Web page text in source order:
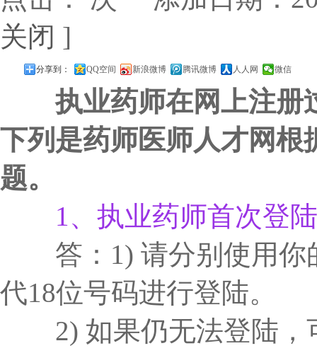
关闭 ]
分享到： QQ空间 新浪微博 腾讯微博 人人网 微信
执业药师在网上注册
下列是药师医师人才网根
题。
1、执业药师首次登
答：1) 请分别使用你
代18位号码进行登陆。
2) 如果仍无法登陆，